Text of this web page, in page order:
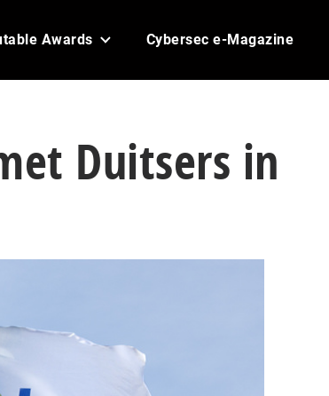
Awards Cybersec e-Magazine
Duitsers in